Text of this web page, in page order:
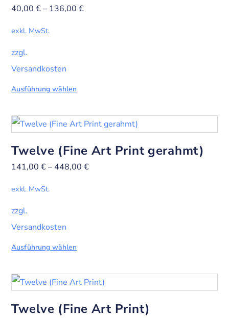
40,00€– 136,00€
exkl. MwSt.
zzgl.
Versandkosten
Ausführung wählen
Twelve (Fine Art Print gerahmt)
141,00€– 448,00€
exkl. MwSt.
zzgl.
Versandkosten
Ausführung wählen
Twelve (Fine Art Print)